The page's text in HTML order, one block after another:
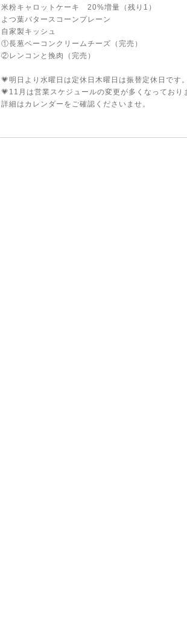
米粉キャロットケーキ 20%増量（残り1）
よつ葉バタースコーンプレーン
自家製キッシュ
①長葱ベーコンクリームチーズ（完売）
②レンコンと挽肉（完売）
💗明日より水曜日は定休日木曜日は振替定休日です
💗11月は営業スケジュールの変更が多くなっており
詳細はカレンダーをご確認くださいませ。